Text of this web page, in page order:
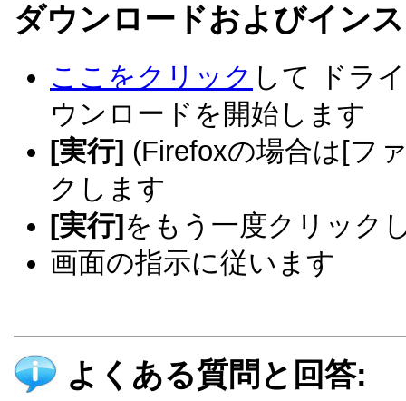
ダウンロードおよびイン
ここをクリック して ドラ
ウンロードを開始します
[実行] (Firefoxの場合は[フ
クします
[実行]をもう一度クリック
画面の指示に従います
よくある質問と回答: